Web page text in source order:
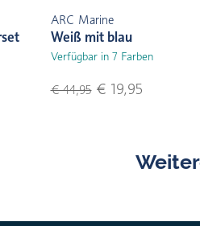
ARC Marine
Weiß mit blau
Verfügbar in 7 Farben
€ 44,95€ 19,95